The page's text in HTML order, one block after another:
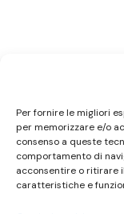
Per fornire le migliori
per memorizzare e/o
consenso a queste
comportamento di
acconsentire o ritirare
caratteristiche e